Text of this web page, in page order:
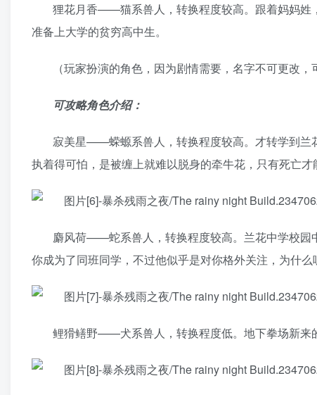
狸花月香——猫系兽人，转换程度较高。跟着妈妈姓
准备上大学的贫穷高中生。
（玩家扮演的角色，因为剧情需要，名字不可更改，
可攻略角色介绍：
寂美星——蝾螈系兽人，转换程度较高。才转学到兰
执着得可怕，是被缠上就难以脱身的牵牛花，只有死亡才
麝风荷——蛇系兽人，转换程度较高。兰花中学校园
你成为了同班同学，不过他似乎是对你格外关注，为什么
鲤猾鳝野——犬系兽人，转换程度低。地下拳场新来